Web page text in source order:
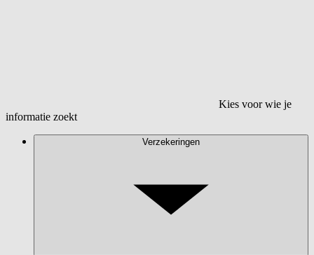
Kies voor wie je
informatie zoekt
Verzekeringen